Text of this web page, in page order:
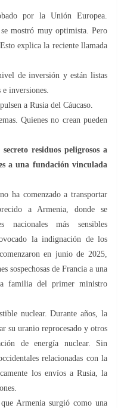
por la Unión Europea.
mostró muy optimista. Pero
explica la reciente llamada
de inversión y están listas
inversiones.
a Rusia del Cáucaso.
Quienes no crean pueden
residuos peligrosos a
a una fundación vinculada
ha comenzado a transportar
a Armenia, donde se
más sensibles
la indignación de los
en junio de 2025,
sospechosas de Francia a una
familia del primer ministro
nuclear. Durante años, la
su uranio reprocesado y otros
de energía nuclear. Sin
relacionadas con la
los envíos a Rusia, la
Armenia surgió como una